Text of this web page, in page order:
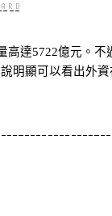
達5722億元。
明顯可以看出外